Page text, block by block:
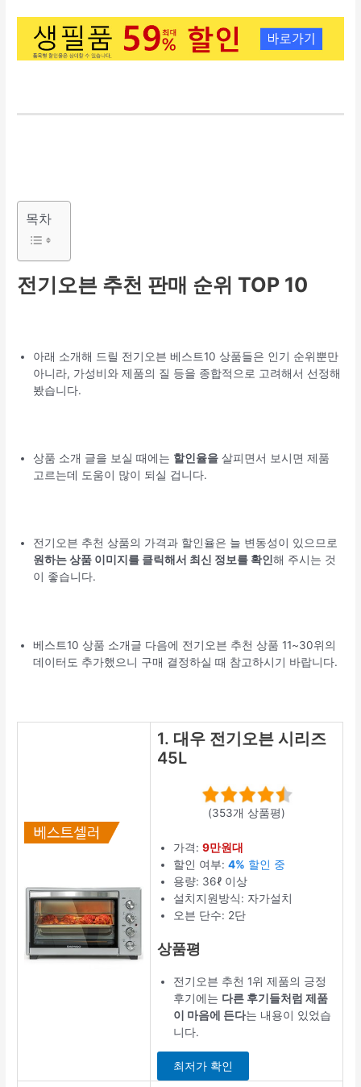
목차
전기오븐 추천 판매 순위 TOP 10
아래 소개해 드릴 전기오븐 베스트10 상품들은 인기 순위뿐만
아니라, 가성비와 제품의 질 등을 종합적으로 고려해서 선정해
봤습니다.
상품 소개 글을 보실 때에는 할인율을 살피면서 보시면 제품
고르는데 도움이 많이 되실 겁니다.
전기오븐 추천 상품의 가격과 할인율은 늘 변동성이 있으므로
원하는 상품 이미지를 클릭해서 최신 정보를 확인해 주시는 것
이 좋습니다.
베스트10 상품 소개글 다음에 전기오븐 추천 상품 11~30위의
데이터도 추가했으니 구매 결정하실 때 참고하시기 바랍니다.
1. 대우 전기오븐 시리즈
45L
(353개 상품평)
가격:9만원대
할인 여부:4% 할인 중
용량: 36ℓ 이상
설치지원방식: 자가설치
오븐 단수: 2단
상품평
전기오븐 추천 1위 제품의 긍정
후기에는 다른 후기들처럼 제품
이 마음에 든다는 내용이 있었습
니다.
최저가 확인